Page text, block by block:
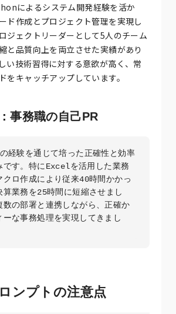
によるシステム開発経験を活か
ド作成とプロジェクト管理を実現し
ジェクトリーダーとして5人のチーム
と品質向上を両立させた実績があり
い技術習得に対する意欲が高く、常
をキャッチアップしています。
事務職の自己PR
経験を通じて培った正確性と効率
です。特にExcelを活用した業務
クロ作成により従来40時間かかっ
算業務を25時間に短縮させまし
数の部署と連携しながら、正確か
ーな事務処理を実現してきまし
ンプトの注意点